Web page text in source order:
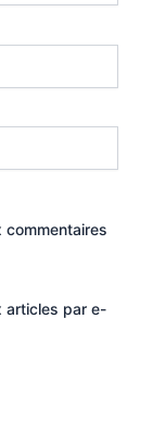
commentaires
articles par e-